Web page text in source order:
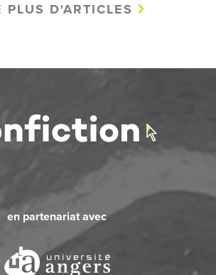
PLUS D'ARTICLES
en partenariat avec